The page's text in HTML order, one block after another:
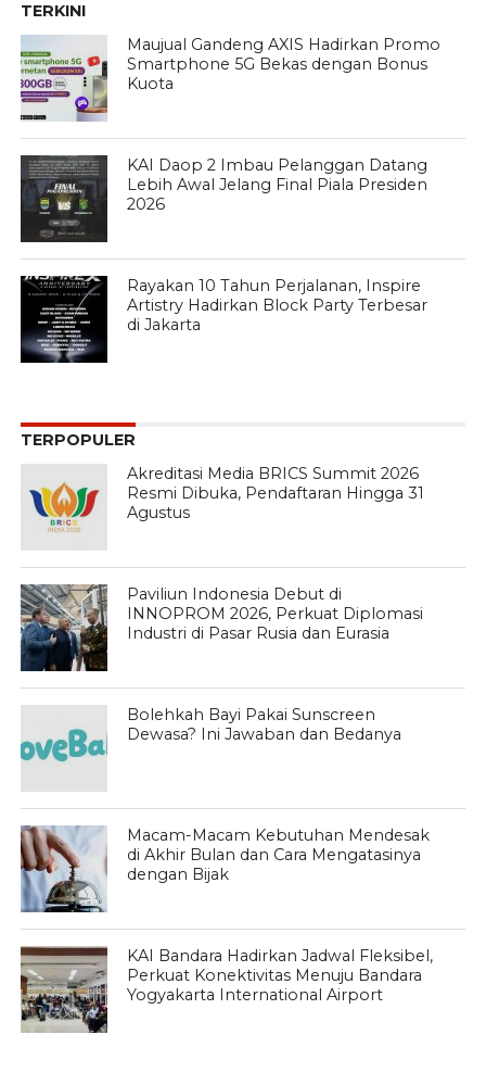
TERKINI
Maujual Gandeng AXIS Hadirkan Promo
Smartphone 5G Bekas dengan Bonus
Kuota
KAI Daop 2 Imbau Pelanggan Datang
Lebih Awal Jelang Final Piala Presiden
2026
Rayakan 10 Tahun Perjalanan, Inspire
Artistry Hadirkan Block Party Terbesar
di Jakarta
TERPOPULER
Akreditasi Media BRICS Summit 2026
Resmi Dibuka, Pendaftaran Hingga 31
Agustus
Paviliun Indonesia Debut di
INNOPROM 2026, Perkuat Diplomasi
Industri di Pasar Rusia dan Eurasia
Bolehkah Bayi Pakai Sunscreen
Dewasa? Ini Jawaban dan Bedanya
Macam-Macam Kebutuhan Mendesak
di Akhir Bulan dan Cara Mengatasinya
dengan Bijak
KAI Bandara Hadirkan Jadwal Fleksibel,
Perkuat Konektivitas Menuju Bandara
Yogyakarta International Airport